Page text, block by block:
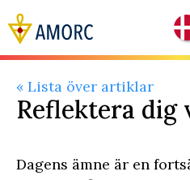
« Lista över artiklar
​Reflektera dig
Dagens ämne är en